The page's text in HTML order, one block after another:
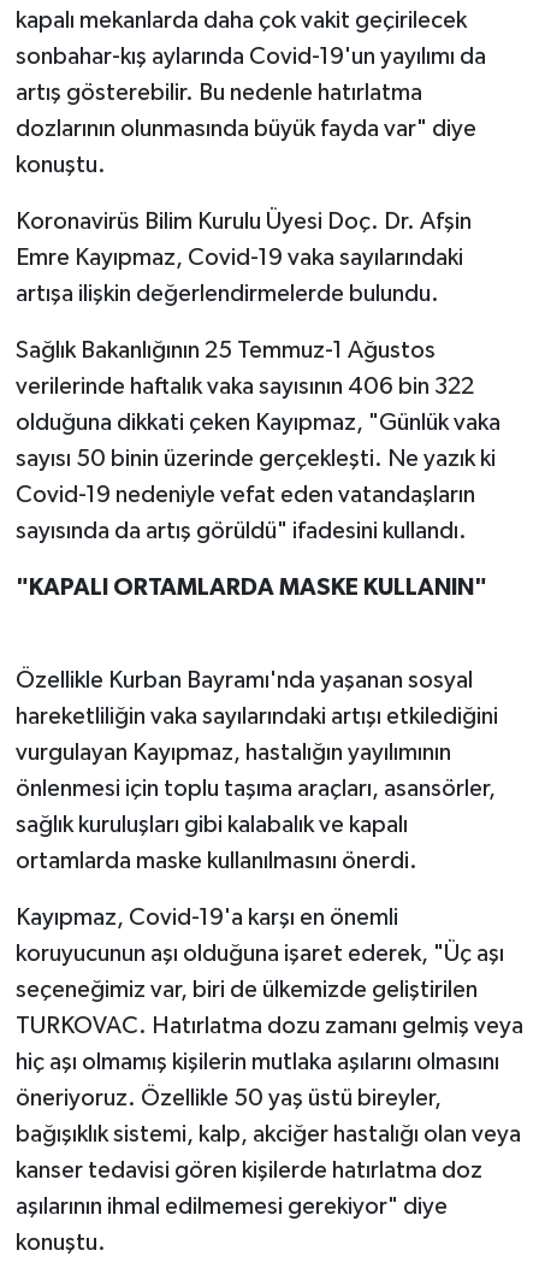
kapalı mekanlarda daha çok vakit geçirilecek
sonbahar-kış aylarında Covid-19'un yayılımı da
artış gösterebilir. Bu nedenle hatırlatma
dozlarının olunmasında büyük fayda var" diye
konuştu.
Koronavirüs Bilim Kurulu Üyesi Doç. Dr. Afşin
Emre Kayıpmaz, Covid-19 vaka sayılarındaki
artışa ilişkin değerlendirmelerde bulundu.
Sağlık Bakanlığının 25 Temmuz-1 Ağustos
verilerinde haftalık vaka sayısının 406 bin 322
olduğuna dikkati çeken Kayıpmaz, "Günlük vaka
sayısı 50 binin üzerinde gerçekleşti. Ne yazık ki
Covid-19 nedeniyle vefat eden vatandaşların
sayısında da artış görüldü" ifadesini kullandı.
"KAPALI ORTAMLARDA MASKE KULLANIN"
Özellikle Kurban Bayramı'nda yaşanan sosyal
hareketliliğin vaka sayılarındaki artışı etkilediğini
vurgulayan Kayıpmaz, hastalığın yayılımının
önlenmesi için toplu taşıma araçları, asansörler,
sağlık kuruluşları gibi kalabalık ve kapalı
ortamlarda maske kullanılmasını önerdi.
Kayıpmaz, Covid-19'a karşı en önemli
koruyucunun aşı olduğuna işaret ederek, "Üç aşı
seçeneğimiz var, biri de ülkemizde geliştirilen
TURKOVAC. Hatırlatma dozu zamanı gelmiş veya
hiç aşı olmamış kişilerin mutlaka aşılarını olmasını
öneriyoruz. Özellikle 50 yaş üstü bireyler,
bağışıklık sistemi, kalp, akciğer hastalığı olan veya
kanser tedavisi gören kişilerde hatırlatma doz
aşılarının ihmal edilmemesi gerekiyor" diye
konuştu.